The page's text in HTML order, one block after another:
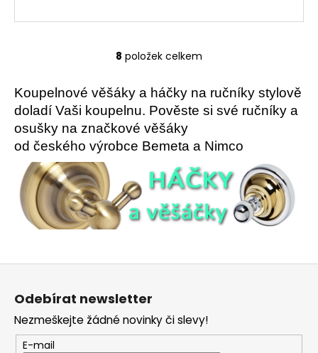
O
l
á
d
a
c
í
p
r
v
v
i
s
8 položek celkem
Koupelnové věšáky a háčky na ručníky stylově
doladí Vaši koupelnu. Pověste si své ručníky a
osušky na značkové věšáky
od českého výrobce Bemeta a Nimco
Z
Odebírat newsletter
Nezmeškejte žádné novinky či slevy!
E-mail